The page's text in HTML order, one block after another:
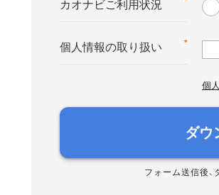
カオナビご利用状況
*
個人情報の取り扱い
個
ダウ
フォーム送信後